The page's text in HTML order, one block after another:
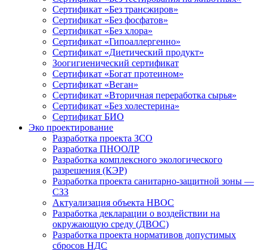
Сертификат «Без трансжиров»
Сертификат «Без фосфатов»
Сертификат «Без хлора»
Сертификат «Гипоаллергенно»
Сертификат «Диетический продукт»
Зоогигиенический сертификат
Сертификат «Богат протеином»
Сертификат «Веган»
Сертификат «Вторичная переработка сырья»
Сертификат «Без холестерина»
Сертификат БИО
Эко проектирование
Разработка проекта ЗСО
Разработка ПНООЛР
Разработка комплексного экологического
разрешения (КЭР)
Разработка проекта санитарно-защитной зоны —
СЗЗ
Актуализация объекта НВОС
Разработка декларации о воздействии на
окружающую среду (ДВОС)
Разработка проекта нормативов допустимых
сбросов НДС